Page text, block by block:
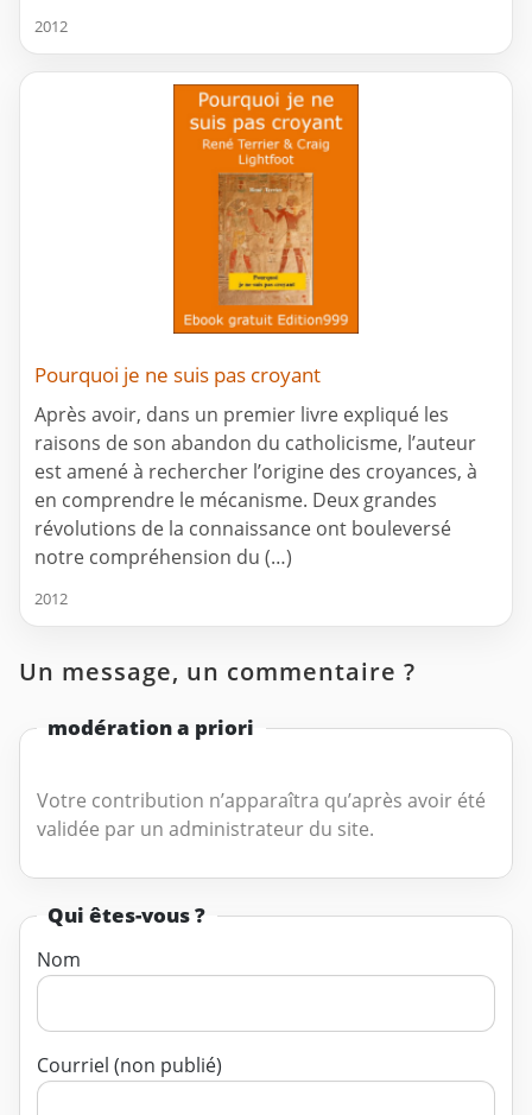
2012
Pourquoi je ne suis pas croyant
Après avoir, dans un premier livre expliqué les
raisons de son abandon du catholicisme, l’auteur
est amené à rechercher l’origine des croyances, à
en comprendre le mécanisme. Deux grandes
révolutions de la connaissance ont bouleversé
notre compréhension du (…)
2012
Un message, un commentaire ?
modération a priori
Votre contribution n’apparaîtra qu’après avoir été
validée par un administrateur du site.
Qui êtes-vous ?
Nom
Courriel (non publié)